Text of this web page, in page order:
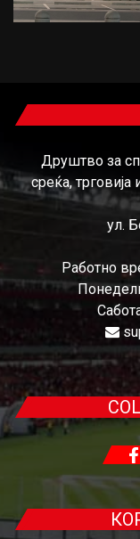
Друштво за
среќа,
ул.
Работно